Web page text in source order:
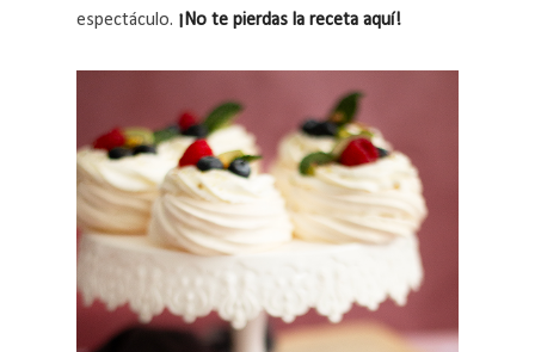
espectáculo. ¡No te pierdas la receta aquí!